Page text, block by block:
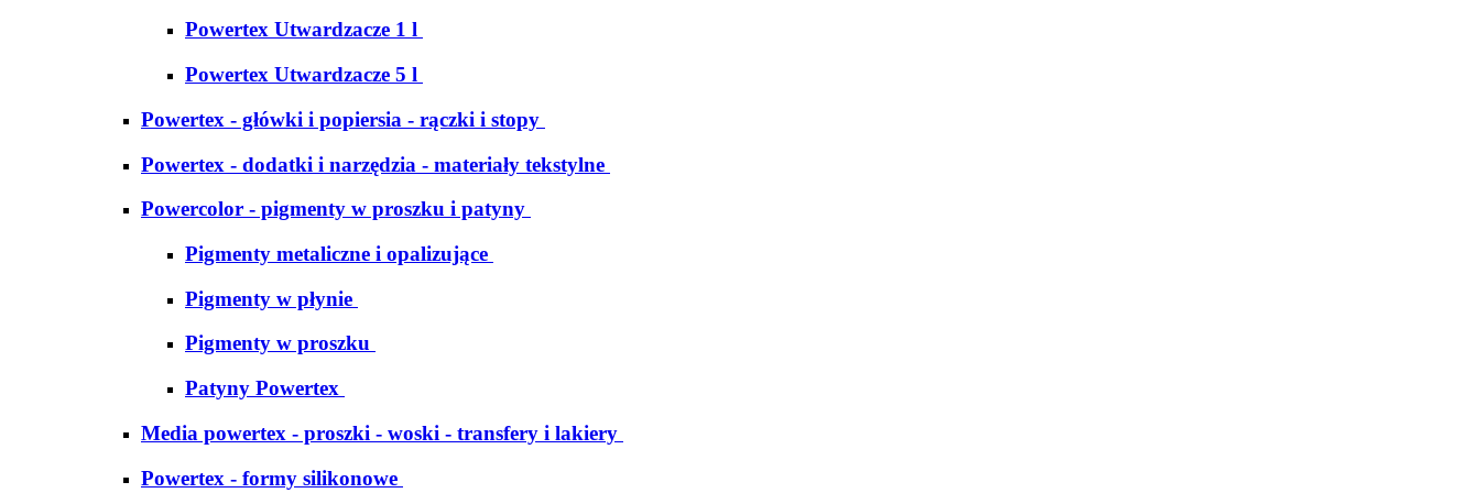
Powertex Utwardzacze 1 l
Powertex Utwardzacze 5 l
Powertex - główki i popiersia - rączki i stopy
Powertex - dodatki i narzędzia - materiały tekstylne
Powercolor - pigmenty w proszku i patyny
Pigmenty metaliczne i opalizujące
Pigmenty w płynie
Pigmenty w proszku
Patyny Powertex
Media powertex - proszki - woski - transfery i lakiery
Powertex - formy silikonowe